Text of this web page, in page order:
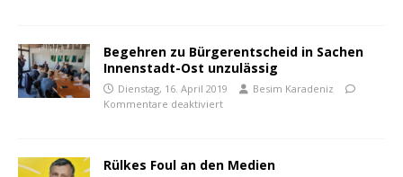
Begehren zu Bürgerentscheid in Sachen
Innenstadt-Ost unzulässig
Dienstag, 16. April 2019
Besim Karadeniz
Kommentare deaktiviert
Rülkes Foul an den Medien